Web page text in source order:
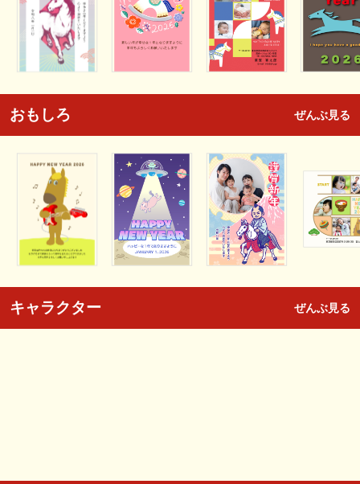
おもしろ ぜんぶ見る
キャラクター ぜんぶ見る